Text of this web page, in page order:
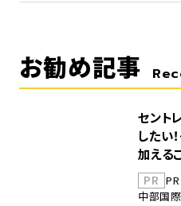
お勧め記事
セント
したい
加える
PR PR
中部国